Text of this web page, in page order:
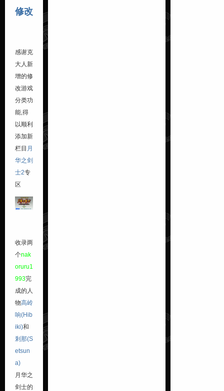
修改
感谢克
大人新
增的修
改游戏
分类功
能,得
以顺利
添加新
栏目 月
华之剑
士2专
区
收录两
个nak
oruru1
993完
成的人
物高岭
响(Hib
iki)和
剎那(S
etsun
a)
月华之
剑士的